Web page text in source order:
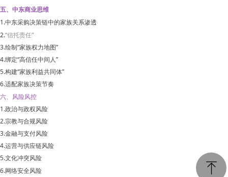
五、中东商业思维
1.中东采购决策链中的家族关系渗透
2.“信托责任”
3.绘制“家族权力地图”
4.绑定“高信任中间人”
5.构建“家族利益共同体”
6.适配家族决策节奏
六、风险风控
1.政治与政权风险
2.宗教与合规风险
3.金融与支付风险
4.运营与供应链风险
5.文化冲突风险
6.网络安全风险
ꁸ